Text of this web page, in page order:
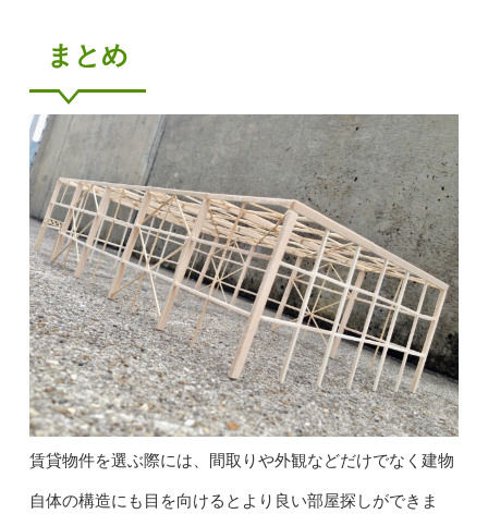
まとめ
賃貸物件を選ぶ際には、間取りや外観などだけでなく建物
自体の構造にも目を向けるとより良い部屋探しができま